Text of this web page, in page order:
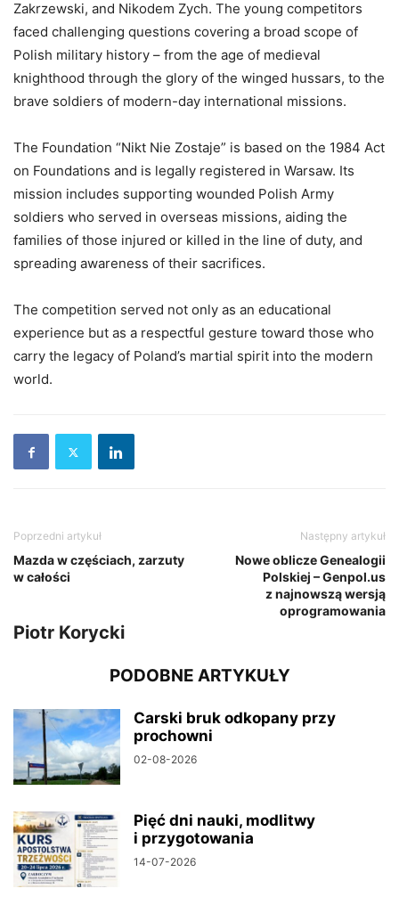
Zakrzewski, and Nikodem Zych. The young competitors
faced challenging questions covering a broad scope of
Polish military history – from the age of medieval
knighthood through the glory of the winged hussars, to the
brave soldiers of modern-day international missions.
The Foundation “Nikt Nie Zostaje” is based on the 1984 Act
on Foundations and is legally registered in Warsaw. Its
mission includes supporting wounded Polish Army
soldiers who served in overseas missions, aiding the
families of those injured or killed in the line of duty, and
spreading awareness of their sacrifices.
The competition served not only as an educational
experience but as a respectful gesture toward those who
carry the legacy of Poland’s martial spirit into the modern
world.
Poprzedni artykuł
Mazda w częściach, zarzuty
w całości
Następny artykuł
Nowe oblicze Genealogii
Polskiej – Genpol.us
z najnowszą wersją
oprogramowania
Piotr Korycki
PODOBNE ARTYKUŁY
Carski bruk odkopany przy
prochowni
02-08-2026
Pięć dni nauki, modlitwy
i przygotowania
14-07-2026